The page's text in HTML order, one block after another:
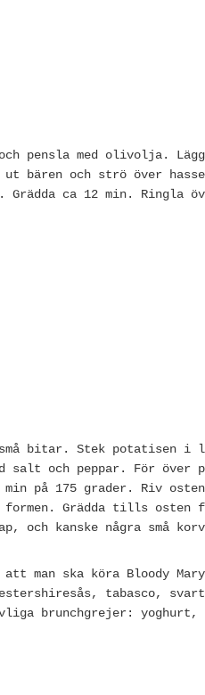
pensla med olivolja.
ut bären och strö över
ca 12 min. Ringla
små bitar. Stek
salt och peppar. För
på 175 grader. Riv
formen. Grädda tills
och kanske några små
man ska köra Bloody
tabasco,
brunchgrejer: yoghurt,